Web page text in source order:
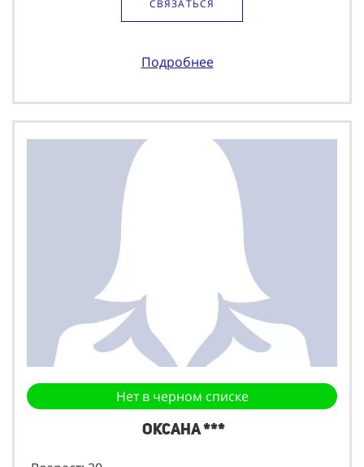
Нет в черном списке